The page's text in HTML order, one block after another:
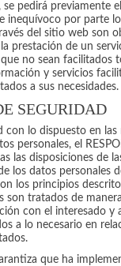
se pedirá previamente
inequívoco por parte
del sitio web son
prestación de un
no sean facilitados
y servicios
a sus necesidades.
SEGURIDAD
con lo dispuesto en las
personales, el
las disposiciones de
los datos personales
los principios
son tratados de
con el interesado y
a lo necesario en
que ha